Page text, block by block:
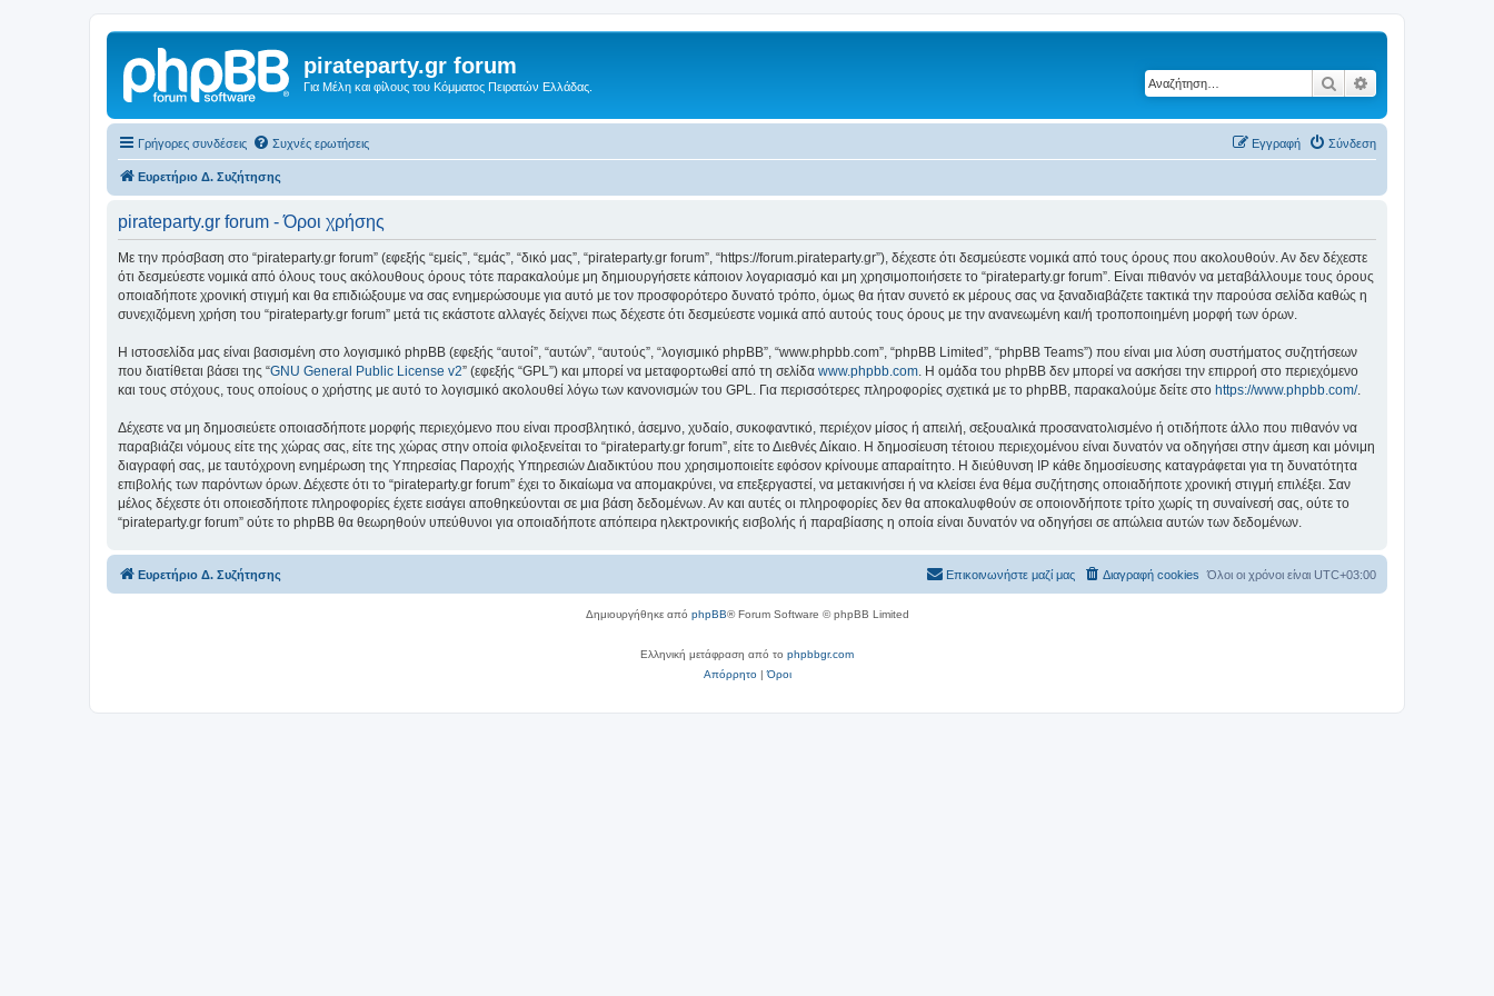
pirateparty.gr forum
Για Μέλη και φίλους του Κόμματος Πειρατών Ελλάδας. Αναζήτηση
Γρήγορες συνδέσεις Συχνές ερωτήσεις Σύνδεση
Εγγραφή
Ευρετήριο Δ. Συζήτησης
pirateparty.gr forum - Όροι χρήσης
Με την πρόσβαση στο “pirateparty.gr forum” (εφεξής “εμείς”, “εμάς”, “δικό μας”, “pirateparty.gr forum”, “https://forum.pirateparty.gr”), δέχεστε ότι δεσμεύεστε νομικά από τους όρους που ακολουθούν. Αν δεν δέχεστε
ότι δεσμεύεστε νομικά από όλους τους ακόλουθους όρους τότε παρακαλούμε μη δημιουργήσετε κάποιον λογαριασμό και μη χρησιμοποιήσετε το “pirateparty.gr forum”. Είναι πιθανόν να μεταβάλλουμε τους όρους
οποιαδήποτε χρονική στιγμή και θα επιδιώξουμε να σας ενημερώσουμε για αυτό με τον προσφορότερο δυνατό τρόπο, όμως θα ήταν συνετό εκ μέρους σας να ξαναδιαβάζετε τακτικά την παρούσα σελίδα καθώς η
συνεχιζόμενη χρήση του “pirateparty.gr forum” μετά τις εκάστοτε αλλαγές δείχνει πως δέχεστε ότι δεσμεύεστε νομικά από αυτούς τους όρους με την ανανεωμένη και/ή τροποποιημένη μορφή των όρων.
Η ιστοσελίδα μας είναι βασισμένη στο λογισμικό phpBB (εφεξής “αυτοί”, “αυτών”, “αυτούς”, “λογισμικό phpBB”, “www.phpbb.com”, “phpBB Limited”, “phpBB Teams”) που είναι μια λύση συστήματος συζητήσεων
που διατίθεται βάσει της “GNU General Public License v2” (εφεξής “GPL”) και μπορεί να μεταφορτωθεί από τη σελίδα www.phpbb.com . Η ομάδα του phpBB δεν μπορεί να ασκήσει την επιρροή στο περιεχόμενο
και τους στόχους, τους οποίους ο χρήστης με αυτό το λογισμικό ακολουθεί λόγω των κανονισμών του GPL. Για περισσότερες πληροφορίες σχετικά με το phpBB, παρακαλούμε δείτε στο https://www.phpbb.com/.
Δέχεστε να μη δημοσιεύετε οποιασδήποτε μορφής περιεχόμενο που είναι προσβλητικό, άσεμνο, χυδαίο, συκοφαντικό, περιέχον μίσος ή απειλή, σεξουαλικά προσανατολισμένο ή οτιδήποτε άλλο που πιθανόν να
παραβιάζει νόμους είτε της χώρας σας, είτε της χώρας στην οποία φιλοξενείται το “pirateparty.gr forum”, είτε το Διεθνές Δίκαιο. Η δημοσίευση τέτοιου περιεχομένου είναι δυνατόν να οδηγήσει στην άμεση και μόνιμη
διαγραφή σας, με ταυτόχρονη ενημέρωση της Υπηρεσίας Παροχής Υπηρεσιών Διαδικτύου που χρησιμοποιείτε εφόσον κρίνουμε απαραίτητο. Η διεύθυνση IP κάθε δημοσίευσης καταγράφεται για τη δυνατότητα
επιβολής των παρόντων όρων. Δέχεστε ότι το “pirateparty.gr forum” έχει το δικαίωμα να απομακρύνει, να επεξεργαστεί, να μετακινήσει ή να κλείσει ένα θέμα συζήτησης οποιαδήποτε χρονική στιγμή επιλέξει. Σαν
μέλος δέχεστε ότι οποιεσδήποτε πληροφορίες έχετε εισάγει αποθηκεύονται σε μια βάση δεδομένων. Αν και αυτές οι πληροφορίες δεν θα αποκαλυφθούν σε οποιονδήποτε τρίτο χωρίς τη συναίνεσή σας, ούτε το
“pirateparty.gr forum” ούτε το phpBB θα θεωρηθούν υπεύθυνοι για οποιαδήποτε απόπειρα ηλεκτρονικής εισβολής ή παραβίασης η οποία είναι δυνατόν να οδηγήσει σε απώλεια αυτών των δεδομένων.
Ευρετήριο Δ. Συζήτησης Όλοι οι χρόνοι είναι UTC+03:00
Διαγραφή cookies
Επικοινωνήστε μαζί μας
Δημιουργήθηκε από phpBB® Forum Software © phpBB Limited
Ελληνική μετάφραση από το phpbbgr.com
Απόρρητο|Όροι